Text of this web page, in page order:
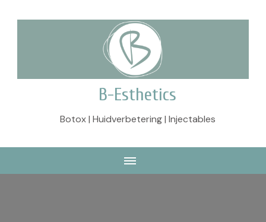
B-Esthetics
Botox | Huidverbetering | Injectables